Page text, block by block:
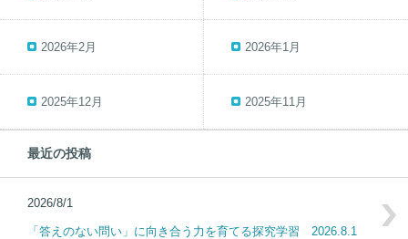
2026年2月 2026年1月
2025年12月 2025年11月
最近の投稿
2026/8/1
「答えのない問い」に向き合う力を育てる探究学習 2026.8.1